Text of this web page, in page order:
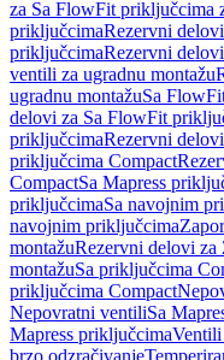
za Sa FlowFit priključcima
priključcimaRezervni
priključcimaRezervni
ventili za ugradnu montažu
ugradnu montažuSa
delovi za Sa FlowFit
priključcimaRezervni
priključcima Compact
CompactSa Mapress
priključcimaSa navojnim
navojnim priključcima
montažuRezervni delovi za
montažuSa priključcima
priključcima Compact
Nepovratni ventiliSa
Mapress priključcimaVentili
brzo odzračivanje